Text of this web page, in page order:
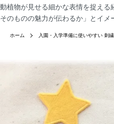
動植物が見せる細かな表情を捉える
そのものの魅力が伝わるか」とイメ
ホーム 入園・入学準備に使いやすい 刺